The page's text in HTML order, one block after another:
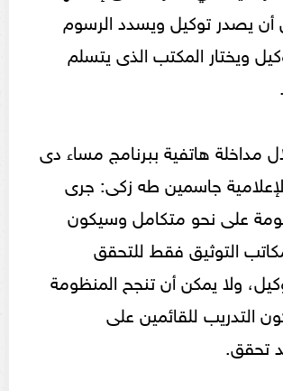
يصدر توكيل ويسدد الرسوم
ويختار المكتب الذى يتسلم
مداخلة هاتفية ببرنامج مساء دى
جاسمين طه زكى: جرى
على نحو متكامل وسيكون
التوثيق فقط للتحقق
ولا يمكن أن تنجح المنظومة
التدريب للقائمين على
تحقق.